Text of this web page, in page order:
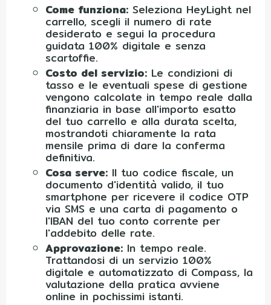
Come funziona: Seleziona HeyLight nel
carrello, scegli il numero di rate
desiderato e segui la procedura
guidata 100% digitale e senza
scartoffie.
Costo del servizio: Le condizioni di
tasso e le eventuali spese di gestione
vengono calcolate in tempo reale dalla
finanziaria in base all'importo esatto
del tuo carrello e alla durata scelta,
mostrandoti chiaramente la rata
mensile prima di dare la conferma
definitiva.
Cosa serve: Il tuo codice fiscale, un
documento d'identità valido, il tuo
smartphone per ricevere il codice OTP
via SMS e una carta di pagamento o
l'IBAN del tuo conto corrente per
l'addebito delle rate.
Approvazione: In tempo reale.
Trattandosi di un servizio 100%
digitale e automatizzato di Compass, la
valutazione della pratica avviene
online in pochissimi istanti.